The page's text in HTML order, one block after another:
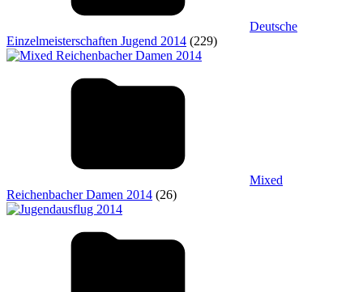
Deutsche
Einzelmeisterschaften Jugend 2014 (229)
Mixed
Reichenbacher Damen 2014 (26)